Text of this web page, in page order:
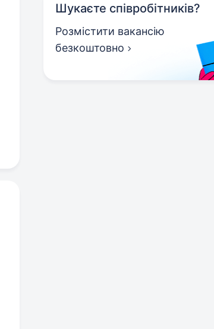
Шукаєте співробітників?
Розмістити вакансію
безкоштовно